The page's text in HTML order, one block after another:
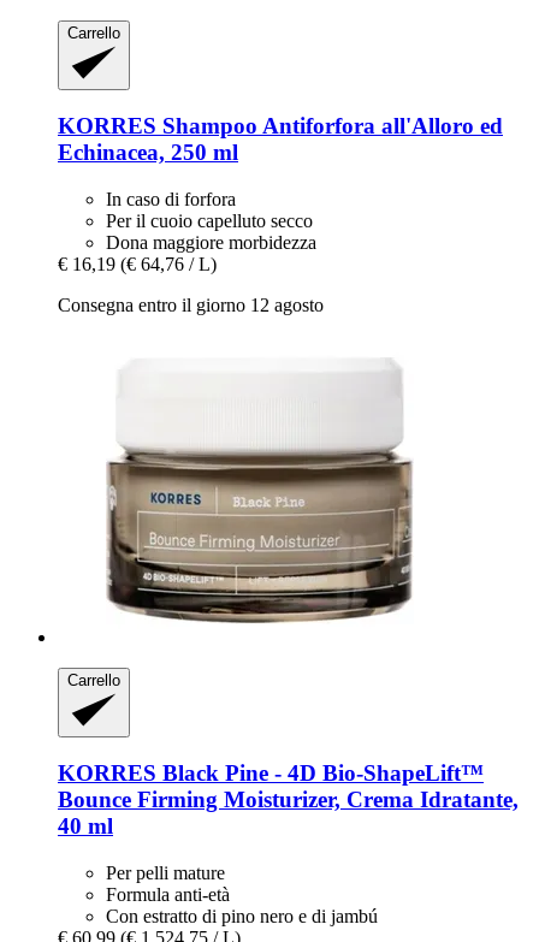
Carrello
KORRES Shampoo Antiforfora all'Alloro ed
Echinacea, 250 ml
In caso di forfora
Per il cuoio capelluto secco
Dona maggiore morbidezza
€ 16,19 (€ 64,76 / L)
Consegna entro il giorno 12 agosto
Carrello
KORRES Black Pine -​ 4D Bio-​ShapeLift™
Bounce Firming Moisturizer, Crema Idratante,
40 ml
Per pelli mature
Formula anti-età
Con estratto di pino nero e di jambú
€ 60,99 (€ 1.524,75 / L)